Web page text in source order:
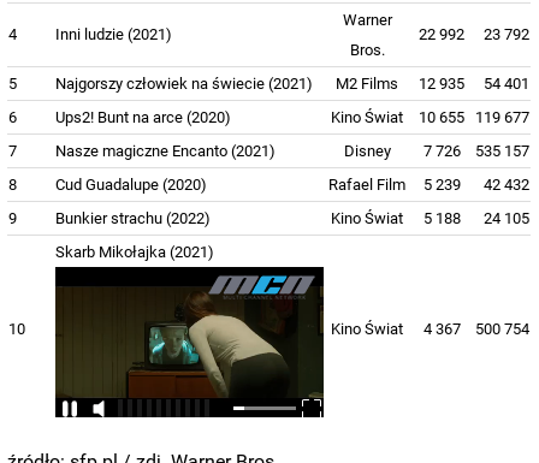
4 Inni ludzie (2021)
Warner
Bros.
22 992 23 792
5 Najgorszy człowiek na świecie (2021) M2 Films 12 935
54 401
6
Ups2! Bunt na arce (2020) Kino Świat 10 655
119 677
7
Nasze magiczne Encanto (2021) Disney 7 726
535 157
8
Cud Guadalupe (2020) Rafael Film 5 239
42 432
9
Bunkier strachu (2022) Kino Świat 5 188 24 105
10
Skarb Mikołajka (2021)
Kino Świat 4 367 500 754